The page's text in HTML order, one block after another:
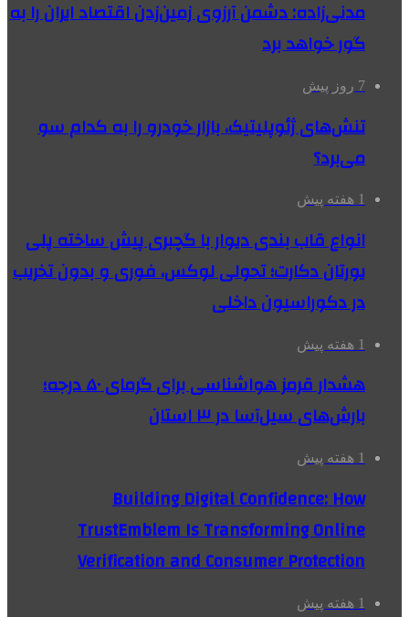
مدنی‌زاده: دشمن آرزوی زمین‌زدن اقتصاد ایران را به
گور خواهد برد
7 روز پیش
تنش‌های ژئوپلیتیک، بازار خودرو را به کدام سو
می‌برد؟
1 هفته پیش
انواع قاب بندی دیوار با گچبری پیش ساخته پلی
یورتان دکارت؛ تحولی لوکس، فوری و بدون تخریب
در دکوراسیون داخلی
1 هفته پیش
هشدار قرمز هواشناسی برای گرمای ۵۰ درجه؛
بارش‌های سیل‌آسا در ۳ استان
1 هفته پیش
Building Digital Confidence: How
TrustEmblem Is Transforming Online
Verification and Consumer Protection
1 هفته پیش